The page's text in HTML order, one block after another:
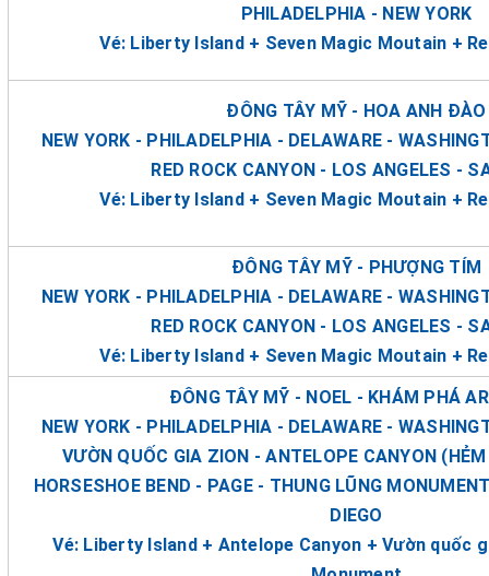
PHILADELPHIA - NEW YORK
Vé: Liberty Island + Seven Magic Moutain +
ĐÔNG TÂY MỸ - HOA ANH ĐÀO
NEW YORK - PHILADELPHIA - DELAWARE -
RED ROCK CANYON - LOS ANGELES -
Vé: Liberty Island + Seven Magic Moutain +
ĐÔNG TÂY MỸ - PHƯỢNG TÍM
NEW YORK - PHILADELPHIA - DELAWARE -
RED ROCK CANYON - LOS ANGELES -
Vé: Liberty Island + Seven Magic Moutain +
ĐÔNG TÂY MỸ - NOEL - KHÁM PHÁ
NEW YORK - PHILADELPHIA - DELAWARE -
VƯỜN QUỐC GIA ZION - ANTELOPE CANYON
HORSESHOE BEND - PAGE - THUNG LŨNG
DIEGO
Vé: Liberty Island + Antelope Canyon + Vườn quốc